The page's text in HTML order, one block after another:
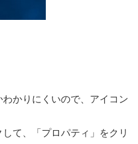
かりにくいので、アイコン
て、「プロパティ」をクリ